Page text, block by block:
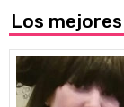
Los